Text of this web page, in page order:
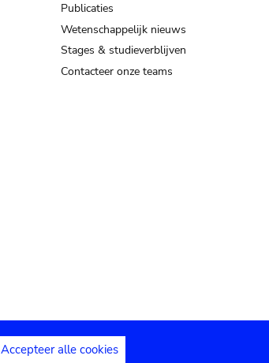
Publicaties
Wetenschappelijk nieuws
Stages & studieverblijven
Contacteer onze teams
Accepteer alle cookies